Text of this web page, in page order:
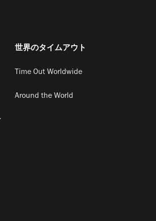
世界のタイムアウト
Time Out Worldwide
Around the World